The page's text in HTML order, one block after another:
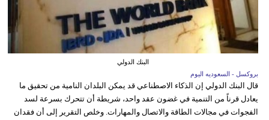
البنك الدولي
بروكسل - السعوديه اليوم
قال البنك الدولي إن الذكاء الاصطناعي قد يمكن البلدان النامية من تحقيق ما
يعادل قرناً من التنمية في غضون عقد واحد، شريطة أن تتحرك بسرعة لسد
الفجوات في مجالات الطاقة والاتصال والمهارات. وخلص التقرير إلى أن فقدان